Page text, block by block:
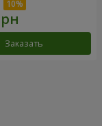
Заказать